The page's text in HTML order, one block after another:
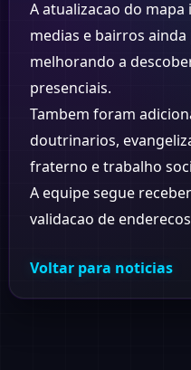
A atualizacao do
medias e bairros
melhorando a
presenciais.
Tambem foram
doutrinarios,
fraterno e trabalho
A equipe segue
validacao de
Voltar para noticias